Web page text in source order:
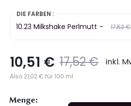
DIE FARBEN :
10.23 Milkshake Perlmutt - Preis
17,52
Preis
17,52 €to
10,51 € inkl.
Also 21,02 € für 100 ml
Menge: